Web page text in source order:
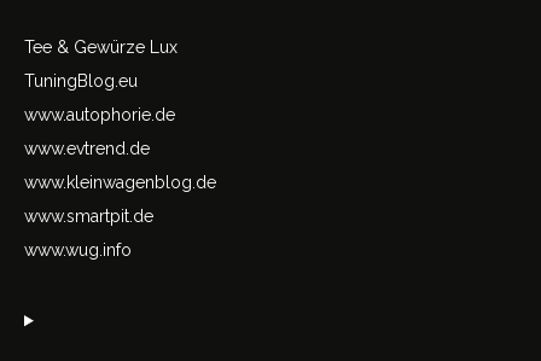
Tee & Gewürze Lux
TuningBlog.eu
www.autophorie.de
www.evtrend.de
www.kleinwagenblog.de
www.smartpit.de
www.wug.info